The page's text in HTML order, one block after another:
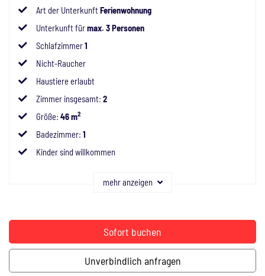
Art der Unterkunft Ferienwohnung
Unterkunft fürmax. 3Personen
Schlafzimmer1
Nicht-Raucher
Haustiere erlaubt
Zimmer insgesamt: 2
Größe: 46 m2
Badezimmer: 1
Kinder sind willkommen
mehr anzeigen
Sofort buchen
Unverbindlich anfragen